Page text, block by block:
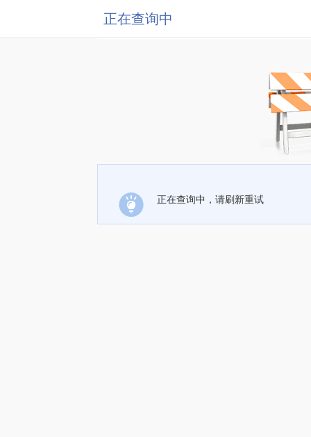
正在查询中
正在查询中，请刷新重试